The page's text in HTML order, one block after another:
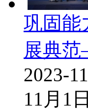
巩固能
展典
2023-
11月1